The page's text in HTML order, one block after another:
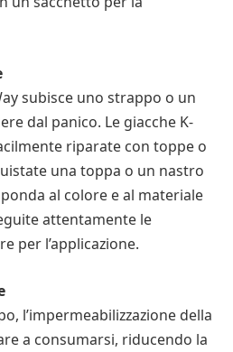
subisce uno strappo o un
dal panico. Le giacche K-
riparate con toppe o
una toppa o un nastro
al colore e al materiale
attentamente le
per l’applicazione.
l’impermeabilizzazione della
a consumarsi, riducendo la